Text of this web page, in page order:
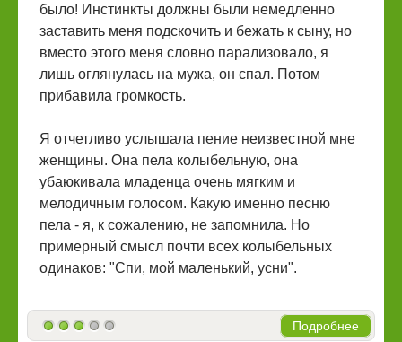
было! Инстинкты должны были немедленно
заставить меня подскочить и бежать к сыну, но
вместо этого меня словно парализовало, я
лишь оглянулась на мужа, он спал. Потом
прибавила громкость.
Я отчетливо услышала пение неизвестной мне
женщины. Она пела колыбельную, она
убаюкивала младенца очень мягким и
мелодичным голосом. Какую именно песню
пела - я, к сожалению, не запомнила. Но
примерный смысл почти всех колыбельных
одинаков: "Спи, мой маленький, усни".
Подробнее